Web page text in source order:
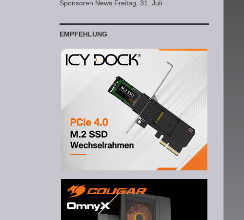
Sponsoren News Freitag, 31. Juli
EMPFEHLUNG